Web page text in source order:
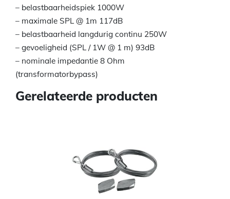
– belastbaarheidspiek 1000W
– maximale SPL @ 1m 117dB
– belastbaarheid langdurig continu 250W
– gevoeligheid (SPL / 1W @ 1 m) 93dB
– nominale impedantie 8 Ohm
(transformatorbypass)
Gerelateerde producten